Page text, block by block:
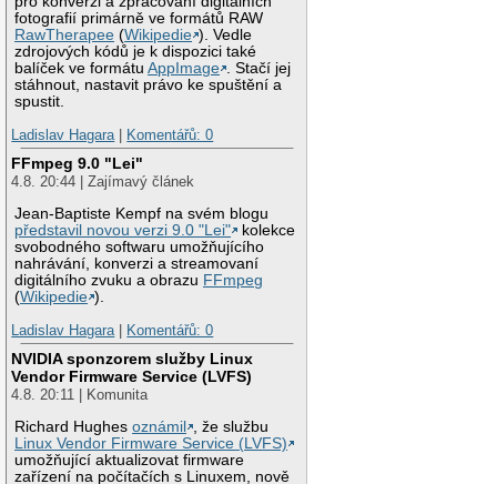
fotografií primárně ve formátů RAW
RawTherapee (Wikipedie ). Vedle
zdrojových kódů je k dispozici také
balíček ve formátuAppImage . Stačí jej
stáhnout, nastavit právo ke spuštění a
spustit.
Ladislav Hagara
Komentářů: 0
FFmpeg 9.0 "Lei"
4.8. 20:44 | Zajímavý článek
Jean-Baptiste Kempf na svém blogu
představil novou verzi 9.0 "Lei"
kolekce
svobodného softwaru umožňujícího
nahrávání, konverzi a streamovaní
digitálního zvuku a obrazu FFmpeg
(Wikipedie ).
Ladislav Hagara
Komentářů: 0
NVIDIA sponzorem služby Linux
Vendor Firmware Service (LVFS)
4.8. 20:11 | Komunita
Richard Hughesoznámil
, že službu
Linux Vendor Firmware Service (LVFS)
umožňující aktualizovat firmware
zařízení na počítačích s Linuxem, nově